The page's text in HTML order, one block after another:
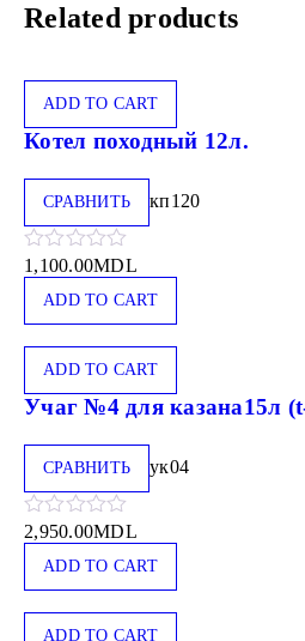
Related products
ADD TO CART
Котел походный 12л.
СРАВНИТЬ кп120
1,100.00MDL
ADD TO CART
ADD TO CART
Учаг №4 для казана15л
СРАВНИТЬ ук04
2,950.00MDL
ADD TO CART
ADD TO CART